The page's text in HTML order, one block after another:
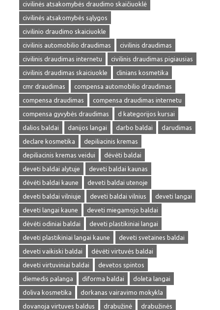
civilinės atsakomybės draudimo skaičiuoklė
civilinės atsakomybės sąlygos
civilinio draudimo skaiciuokle
civilinis automobilio draudimas
civilinis draudimas
civilinis draudimas internetu
civilinis draudimas pigiausias
civilinis draudimas skaiciuokle
clinians kosmetika
cmr draudimas
compensa automobilio draudimas
compensa draudimas
compensa draudimas internetu
compensa gyvybės draudimas
d kategorijos kursai
dalios baldai
danijos langai darbo baldai
darudimas
declare kosmetika
depiliacinis kremas
depiliacinis kremas veidui
dėvėti baldai
deveti baldai alytuje
deveti baldai kaunas
dėvėti baldai kaune
deveti baldai utenoje
deveti baldai vilniuje
deveti baldai vilnius
deveti langai
deveti langai kaune
deveti miegamojo baldai
dėvėti odiniai baldai
deveti plastikiniai langai
deveti plastikiniai langai kaune
deveti svetaines baldai
deveti vaikiski baldai
dėvėti virtuvės baldai
deveti virtuviniai baldai
devetos spintos
diemedis palanga
diforma baldai
doleta langai
doliva kosmetika
dorkanas vairavimo mokykla
dovanoja virtuves baldus
drabužinė
drabužinės